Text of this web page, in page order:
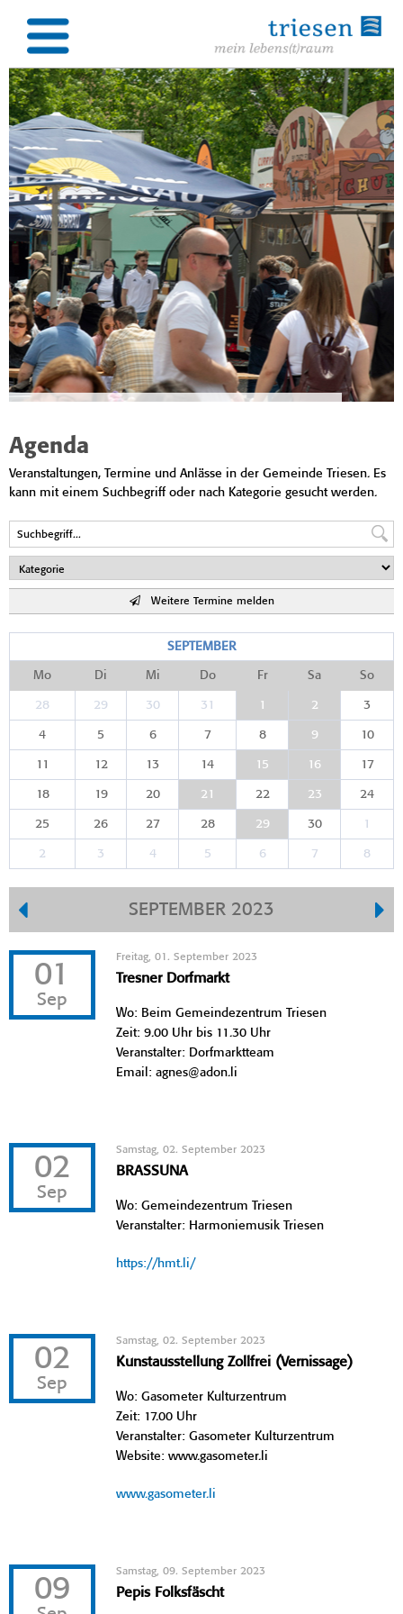
Agenda
Veranstaltungen, Termine und Anlässe in der Gemeinde Triesen. Es
kann mit einem Suchbegriff oder nach Kategorie gesucht werden.
Weitere Termine melden
SEPTEMBER
Mo Di Mi Do Fr Sa So
28 29 30 31 1 2 3
4 5 6 7 8 9 10
11 12 13 14 15 16 17
18 19 20 21 22 23 24
25 26 27 28 29 30 1
2 3 4 5 6 7 8
SEPTEMBER 2023
01
Sep
Freitag, 01. September 2023
Tresner Dorfmarkt
Wo: Beim Gemeindezentrum Triesen
Zeit: 9.00 Uhr bis 11.30 Uhr
Veranstalter: Dorfmarktteam
Email: agnes@adon.li
02
Sep
Samstag, 02. September 2023
BRASSUNA
Wo: Gemeindezentrum Triesen
Veranstalter: Harmoniemusik Triesen
https://hmt.li/
02
Sep
Samstag, 02. September 2023
Kunstausstellung Zollfrei (Vernissage)
Wo: Gasometer Kulturzentrum
Zeit: 17.00 Uhr
Veranstalter: Gasometer Kulturzentrum
Website: www.gasometer.li
www.gasometer.li
09
Samstag, 09. September 2023
Pepis Folksfäscht